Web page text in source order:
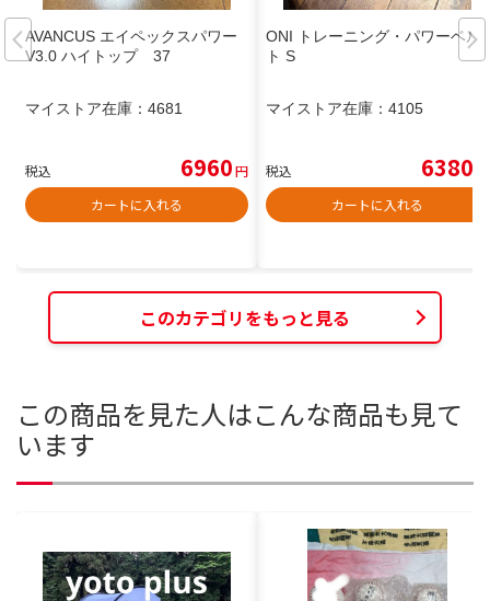
AVANCUS エイペックスパワー
V3.0 ハイトップ 37
マイストア在庫： 4681
税込 6960円
カートに入れる
ONI トレーニング・パワーベル
ト S
マイストア在庫： 4105
税込 6380
カートに入れる
このカテゴリをもっと見る
この商品を見た人はこんな商品も見て
います